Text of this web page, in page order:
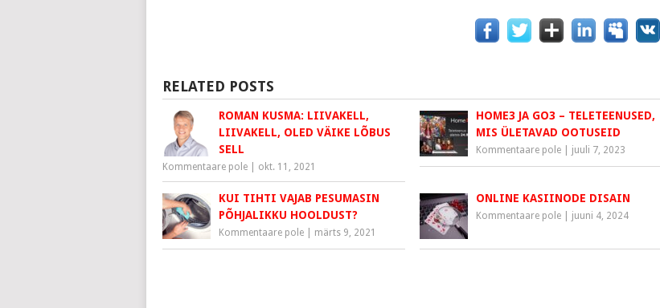
RELATED POSTS
ROMAN KUSMA: LIIVAKELL,
LIIVAKELL, OLED VÄIKE LÕBUS
SELL
Kommentaare pole okt. 11, 2021
HOME3 JA GO3 – TELETEENUSED,
MIS ÜLETAVAD OOTUSEID
Kommentaare pole juuli 7, 2023
KUI TIHTI VAJAB PESUMASIN
PÕHJALIKKU HOOLDUST?
Kommentaare pole märts 9, 2021
ONLINE KASIINODE DISAIN
Kommentaare pole juuni 4, 2024